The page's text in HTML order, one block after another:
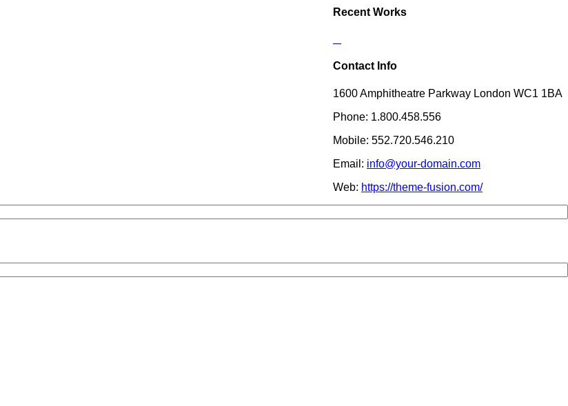
Recent Works
Contact Info
1600 Amphitheatre Parkway London WC1 1BA
Phone: 1.800.458.556
Mobile: 552.720.546.210
Email: info@your-domain.com
Web: https://theme-fusion.com/